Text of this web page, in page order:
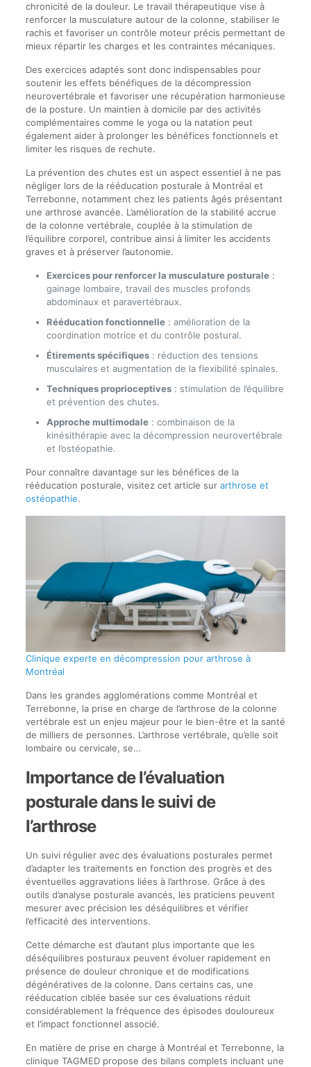
chronicité de la douleur. Le travail thérapeutique vise à
renforcer la musculature autour de la colonne, stabiliser le
rachis et favoriser un contrôle moteur précis permettant de
mieux répartir les charges et les contraintes mécaniques.
Des exercices adaptés sont donc indispensables pour
soutenir les effets bénéfiques de la décompression
neurovertébrale et favoriser une récupération harmonieuse
de la posture. Un maintien à domicile par des activités
complémentaires comme le yoga ou la natation peut
également aider à prolonger les bénéfices fonctionnels et
limiter les risques de rechute.
La prévention des chutes est un aspect essentiel à ne pas
négliger lors de la rééducation posturale à Montréal et
Terrebonne, notamment chez les patients âgés présentant
une arthrose avancée. L’amélioration de la stabilité accrue
de la colonne vertébrale, couplée à la stimulation de
l’équilibre corporel, contribue ainsi à limiter les accidents
graves et à préserver l’autonomie.
Exercices pour renforcer la musculature posturale:
gainage lombaire, travail des muscles profonds
abdominaux et paravertébraux.
Rééducation fonctionnelle: amélioration de la
coordination motrice et du contrôle postural.
Étirements spécifiques: réduction des tensions
musculaires et augmentation de la flexibilité spinales.
Techniques proprioceptives: stimulation de l’équilibre
et prévention des chutes.
Approche multimodale: combinaison de la
kinésithérapie avec la décompression neurovertébrale
et l’ostéopathie.
Pour connaître davantage sur les bénéfices de la
rééducation posturale, visitez cet article sur arthrose et
ostéopathie.
Clinique experte en décompression pour arthrose à
Montréal
Dans les grandes agglomérations comme Montréal et
Terrebonne, la prise en charge de l’arthrose de la colonne
vertébrale est un enjeu majeur pour le bien-être et la santé
de milliers de personnes. L’arthrose vertébrale, qu’elle soit
lombaire ou cervicale, se…
Importance de l’évaluation
posturale dans le suivi de
l’arthrose
Un suivi régulier avec des évaluations posturales permet
d’adapter les traitements en fonction des progrès et des
éventuelles aggravations liées à l’arthrose. Grâce à des
outils d’analyse posturale avancés, les praticiens peuvent
mesurer avec précision les déséquilibres et vérifier
l’efficacité des interventions.
Cette démarche est d’autant plus importante que les
déséquilibres posturaux peuvent évoluer rapidement en
présence de douleur chronique et de modifications
dégénératives de la colonne. Dans certains cas, une
rééducation ciblée basée sur ces évaluations réduit
considérablement la fréquence des épisodes douloureux
et l’impact fonctionnel associé.
En matière de prise en charge à Montréal et Terrebonne, la
clinique TAGMED propose des bilans complets incluant une